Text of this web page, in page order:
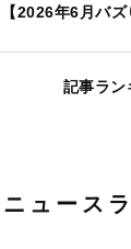
【2026年6月バズ
記事ラン
ニュース